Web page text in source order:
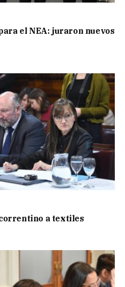
el NEA: juraron nuevos
a textiles